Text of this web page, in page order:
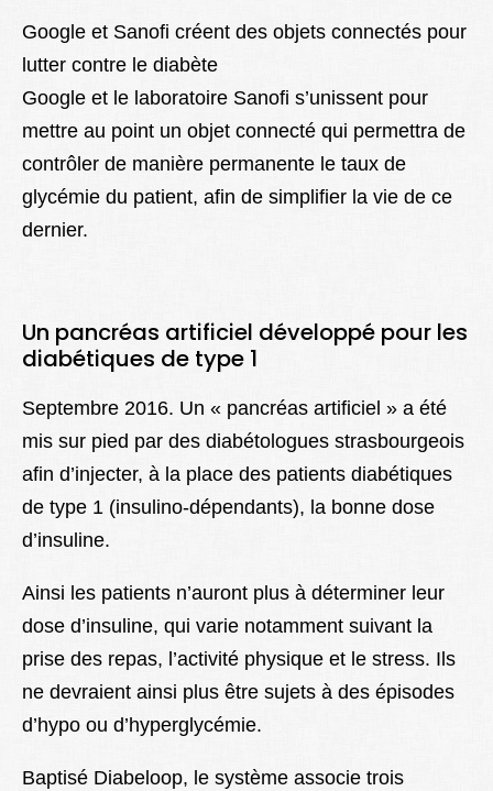
Google et Sanofi créent des objets connectés pour
lutter contre le diabète
Google et le laboratoire Sanofi s’unissent pour
mettre au point un objet connecté qui permettra de
contrôler de manière permanente le taux de
glycémie du patient, afin de simplifier la vie de ce
dernier.
Un pancréas artificiel développé pour les
diabétiques de type 1
Septembre 2016. Un « pancréas artificiel » a été
mis sur pied par des diabétologues strasbourgeois
afin d’injecter, à la place des patients diabétiques
de type 1 (insulino-dépendants), la bonne dose
d’insuline.
Ainsi les patients n’auront plus à déterminer leur
dose d’insuline, qui varie notamment suivant la
prise des repas, l’activité physique et le stress. Ils
ne devraient ainsi plus être sujets à des épisodes
d’hypo ou d’hyperglycémie.
Baptisé Diabeloop, le système associe trois